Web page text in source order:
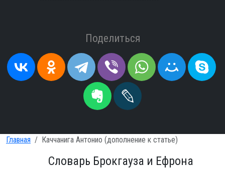
Поделиться
Главная Каччанига Антонио (дополнение к статье)
Словарь Брокгауза и Ефрона